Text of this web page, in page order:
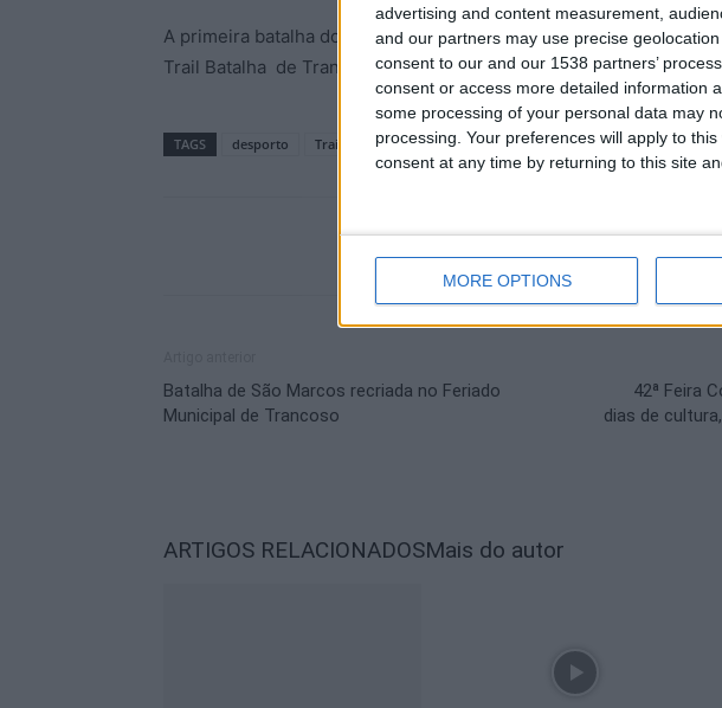
advertising and content measurement,
and our partners may use precise
consent to our and our 1538 partners’
consent or access more detailed information
some processing of your personal data may
processing. Your preferences will apply to
consent at any time by returning to this site
MORE OPTIONS
A primeira batalha do Trail está ganha, deixando a certeza de
Trail Batalha de Trancoso encontraram um terreno fértil para
TAGS desporto Trail Trail Batalha de Trancoso Trail Running Trancoso
Batalha de São Marcos recriada no Feriado
Municipal de Trancoso
42ª Feira
dias de
ARTIGOS RELACIONADOSMais do autor